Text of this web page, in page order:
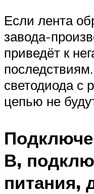
Если лента
завода-
приведёт к
светодиода с
цепью не
В,
питания,